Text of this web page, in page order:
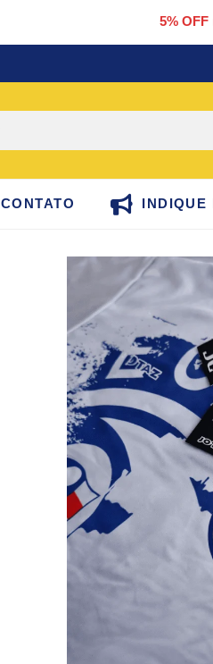
5% OFF
CONTATO